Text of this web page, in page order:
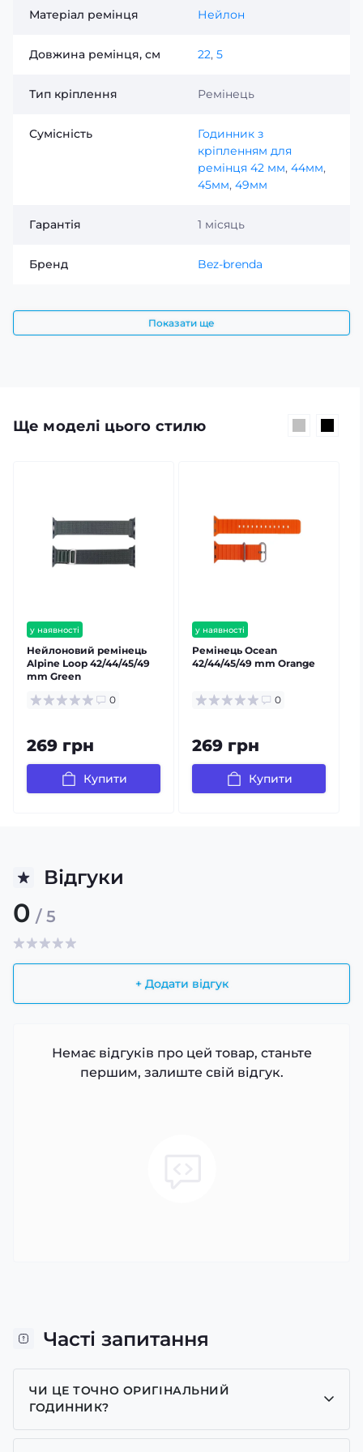
Матеріал ремінця Нейлон
Довжина ремінця, см 22, 5
Тип кріплення Ремінець
Сумісність
Годинник з
кріпленням для
ремінця 42 мм, 44мм,
45мм, 49мм
Гарантія 1 місяць
Бренд Bez-brenda
Показати ще
Ще моделі цього стилю
у наявності
Нейлоновий ремінець
Alpine Loop 42/44/45/49
mm Green
0
269 грн
Купити
у наявності
Ремінець Ocean
42/44/45/49 mm Orange
0
269 грн
Купити
Відгуки
0 / 5
+ Додати відгук
Немає відгуків про цей товар, станьте
першим, залиште свій відгук.
Часті запитання
ЧИ ЦЕ ТОЧНО ОРИГІНАЛЬНИЙ
ГОДИННИК?
Так, усі годинники у нас лише оригінальні, ми є